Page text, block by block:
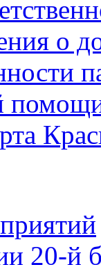
о
20-й